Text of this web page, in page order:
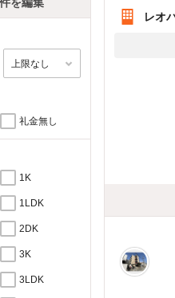
礼金無し
1K
1LDK
2DK
3K
3LDK
レオ